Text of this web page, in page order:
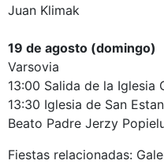
Juan Klimak
19 de agosto (domingo)
Varsovia
13:00 Salida de la Iglesia
13:30 Iglesia de San
Beato Padre Jerzy
Fiestas relacionadas: